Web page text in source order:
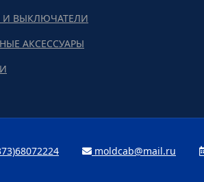
И ВЫКЛЮЧАТЕЛИ
АКСЕССУАРЫ
moldcab@mail.ru